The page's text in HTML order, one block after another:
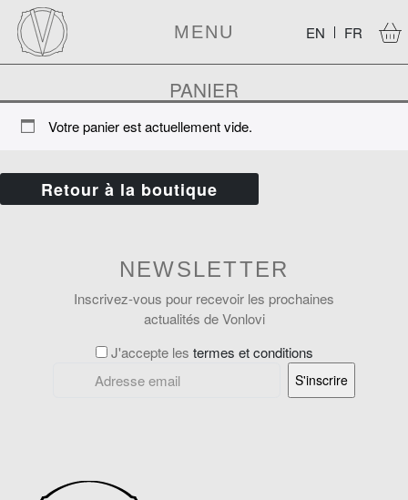
MENU EN FR
PANIER
Votre panier est actuellement vide.
Retour à la boutique
NEWSLETTER
Inscrivez-vous pour recevoir les prochaines
actualités de Vonlovi
J'accepte les termes et conditions